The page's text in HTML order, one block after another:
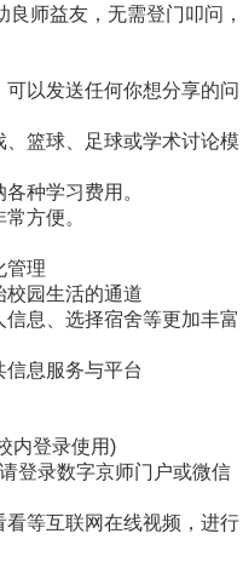
师益友，无需登门叩问，
以发送任何你想分享的问
篮球、足球或学术讨论模
种学习费用。
方便。
管理
校园生活的通道
息、选择宿舍等更加丰富
息服务与平台
内登录使用)
登录数字京师门户或微信
等互联网在线视频，进行